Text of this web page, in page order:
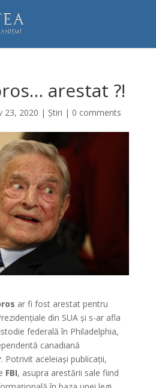
arestat ?!
23, 2020 | Știri | 0 comments
ar fi fost arestat pentru
din SUA și s-ar afla
federală în Philadelphia,
canadiană
. Potrivit aceleiași publicații,
FBI, asupra arestării sale fiind